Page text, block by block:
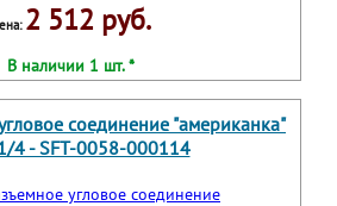
2 512 руб.
В наличии 1 шт. *
соединение "американка"
4 - SFT-0058-000114